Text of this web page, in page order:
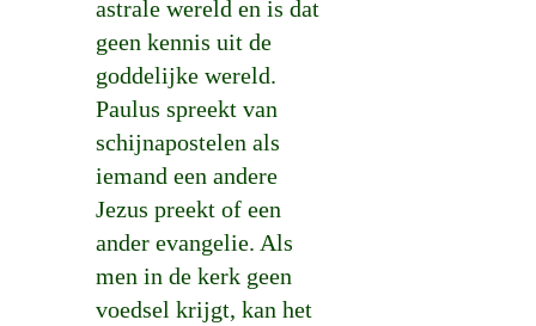
astrale wereld en is dat
geen kennis uit de
goddelijke wereld.
Paulus spreekt van
schijnapostelen als
iemand een andere
Jezus preekt of een
ander evangelie. Als
men in de kerk geen
voedsel krijgt, kan het